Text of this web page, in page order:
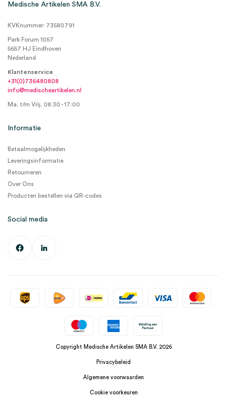
Medische Artikelen SMA B.V.
KVKnummer: 73580791
Park Forum 1057
5657 HJ Eindhoven
Nederland
Klantenservice
+31(0)736480808
info@medischeartikelen.nl
Ma. t/m Vrij. 08:30 - 17:00
Informatie
Betaalmogelijkheden
Leveringsinformatie
Retourneren
Over Ons
Producten bestellen via QR-codes
Social media
Copyright Medische Artikelen SMA B.V. 2026
Privacybeleid
Algemene voorwaarden
Cookie voorkeuren